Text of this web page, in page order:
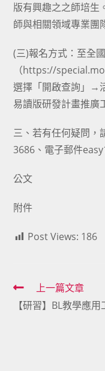
版有興趣之之師培生
師與相關領域專業團
(三)報名方式：至全
（https://
選擇「開啟查詢」→
易讀版研發計畫推廣
三、若有任何疑問，
3686、電子郵件
公文
附件
Post Views: 186
Read
more
上一篇文章
【研習】BL教學應